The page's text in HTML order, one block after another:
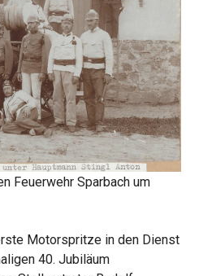
Feuerwehr Sparbach um
Motorspritze in den Dienst
40. Jubiläum